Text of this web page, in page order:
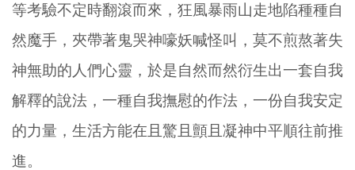
等考驗不定時翻滾而來，狂風暴雨山走地陷種種自
然魔手，夾帶著鬼哭神嚎妖喊怪叫，莫不煎熬著失
神無助的人們心靈，於是自然而然衍生出一套自我
解釋的說法，一種自我撫慰的作法，一份自我安定
的力量，生活方能在且驚且顫且凝神中平順往前推
進。